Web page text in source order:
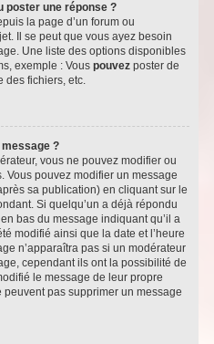
poster une réponse ?
la page d’un forum ou
Il se peut que vous ayez besoin
Une liste des options disponibles
exemple : Vous pouvez poster de
des fichiers, etc.
?
vous ne pouvez modifier ou
Vous pouvez modifier un message
sa publication) en cliquant sur le
Si quelqu’un a déjà répondu
bas du message indiquant qu’il a
modifié ainsi que la date et l’heure
n’apparaîtra pas si un modérateur
cependant ils ont la possibilité de
le message de leur propre
pas supprimer un message